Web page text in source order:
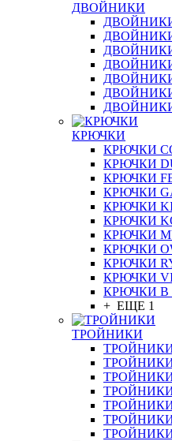
ДВОЙНИКИ
ДВОЙНИКИ
ДВОЙНИКИ
ДВОЙНИКИ
ДВОЙНИКИ
КРЮЧКИ
КРЮЧКИ
КРЮЧКИ
КРЮЧКИ
КРЮЧКИ
КРЮЧКИ
КРЮЧКИ
КРЮЧКИ
КРЮЧКИ
КРЮЧКИ
КРЮЧКИ
КРЮЧКИ В
+ ЕЩЕ 1
ТРОЙНИКИ
ТРОЙНИКИ
ТРОЙНИКИ
ТРОЙНИКИ
ТРОЙНИКИ
ТРОЙНИКИ
ТРОЙНИКИ